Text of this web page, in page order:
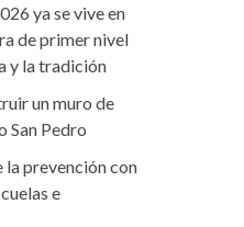
ya se vive en
de primer nivel
y la tradición
un muro de
San Pedro
la prevención con
e